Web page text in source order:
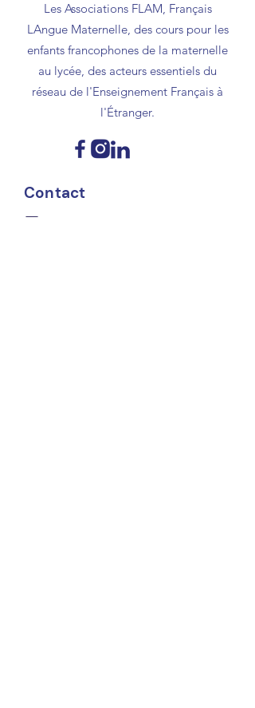
Les Associations FLAM, Français
LAngue Maternelle, des cours pour les
enfants francophones de la maternelle
au lycée, des acteurs essentiels du
réseau de l'Enseignement Français à
l'Étranger.
Contact